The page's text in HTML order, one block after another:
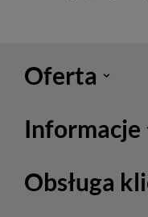
Oferta
Informacje
Obsługa